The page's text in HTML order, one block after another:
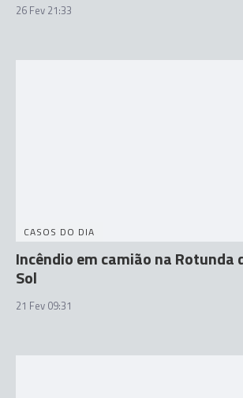
26 Fev 21:33
CASOS DO DIA
Incêndio em camião na Rotunda
Sol
21 Fev 09:31